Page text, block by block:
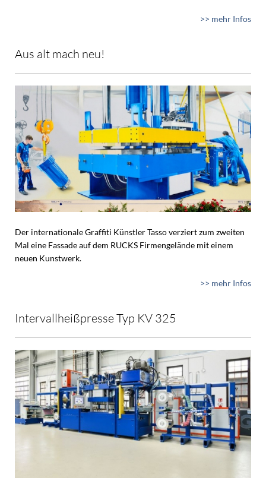
>> mehr Infos
Aus alt mach neu!
Der internationale Graffiti Künstler Tasso verziert zum zweiten
Mal eine Fassade auf dem RUCKS Firmengelände mit einem
neuen Kunstwerk.
>> mehr Infos
Intervallheißpresse Typ KV 325